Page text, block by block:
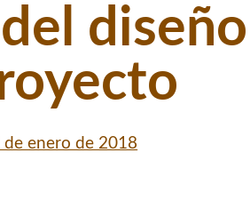
diseño
de enero de 2018